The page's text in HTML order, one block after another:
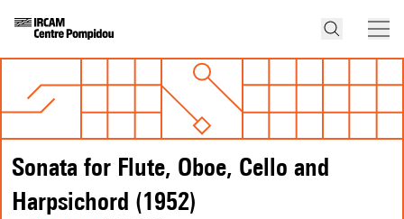
Sonata for Flute, Oboe, Cello and
Harpsichord (1952)